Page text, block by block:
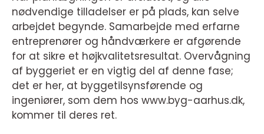
nødvendige tilladelser er på plads, kan selve
arbejdet begynde. Samarbejde med erfarne
entreprenører og håndværkere er afgørende
for at sikre et højkvalitetsresultat. Overvågning
af byggeriet er en vigtig del af denne fase;
det er her, at byggetilsynsførende og
ingeniører, som dem hos www.byg-aarhus.dk,
kommer til deres ret.